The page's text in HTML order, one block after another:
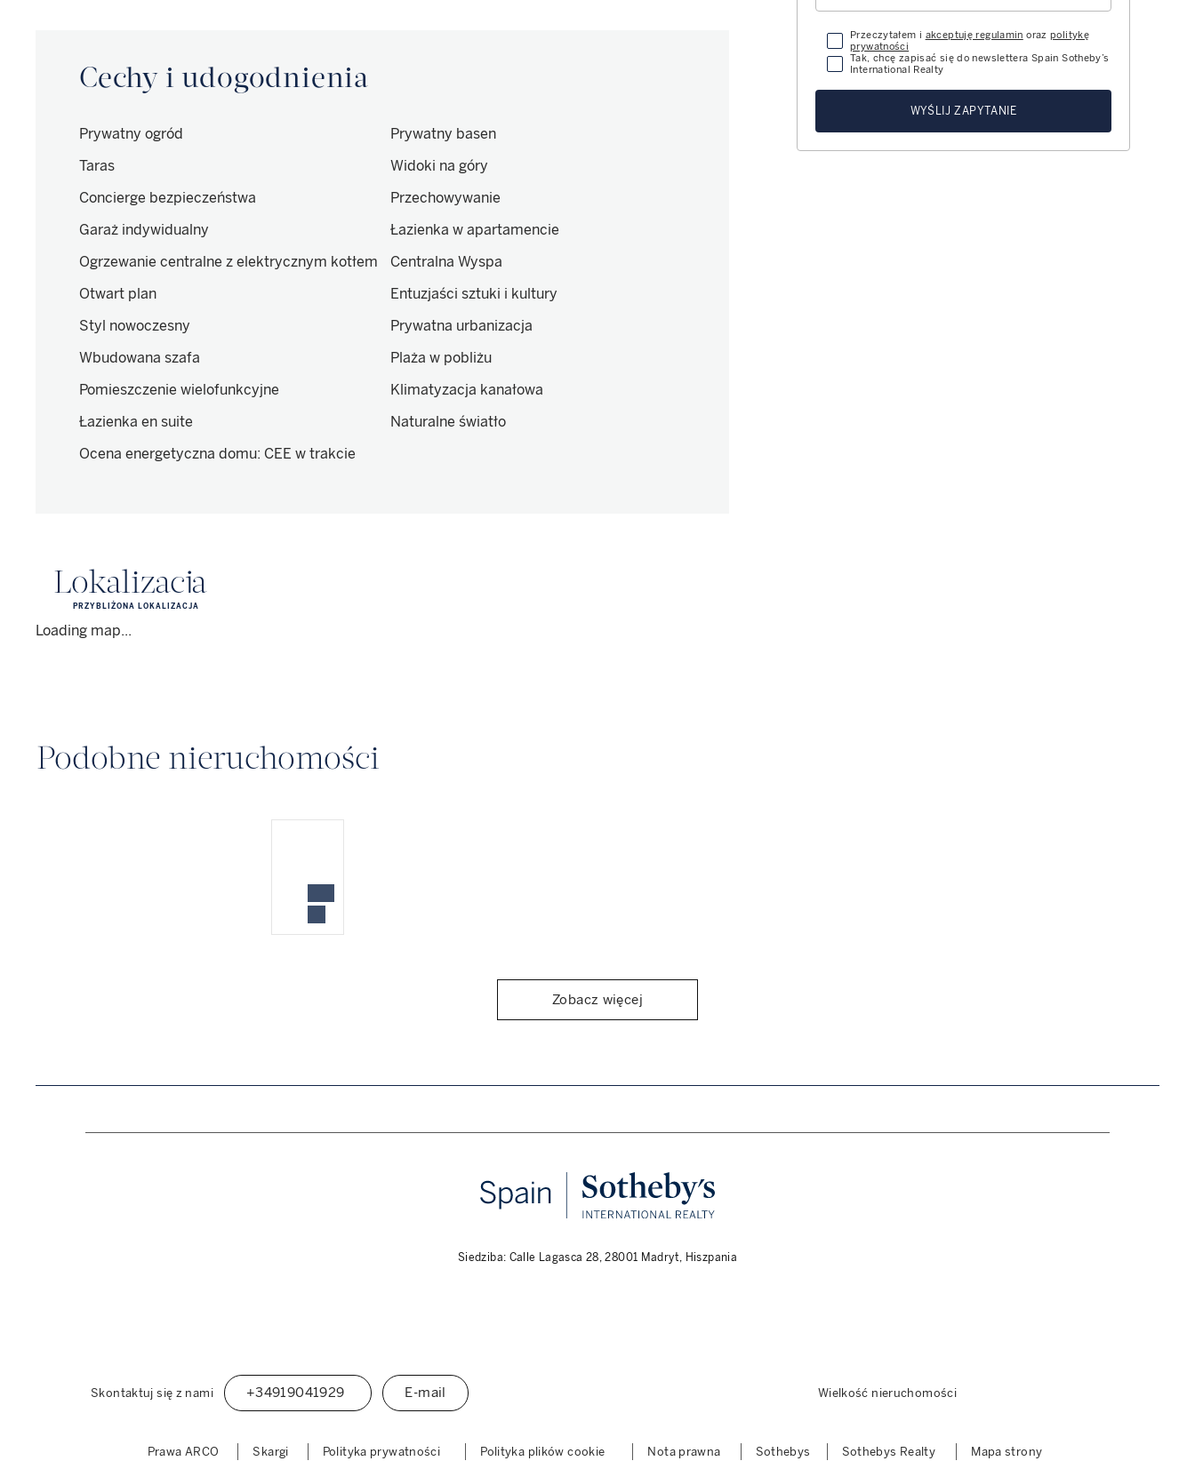
Cechy i udogodnienia
Prywatny ogród
Prywatny basen
Taras
Widoki na góry
Concierge bezpieczeństwa
Przechowywanie
Garaż indywidualny
Łazienka w apartamencie
Ogrzewanie centralne z elektrycznym kotłem
Centralna Wyspa
Otwart plan
Entuzjaści sztuki i kultury
Styl nowoczesny
Prywatna urbanizacja
Wbudowana szafa
Plaża w pobliżu
Pomieszczenie wielofunkcyjne
Klimatyzacja kanałowa
Łazienka en suite
Naturalne światło
Ocena energetyczna domu: CEE w trakcie
Lokalizacja
Loading map...
PRZYBLIŻONA LOKALIZACJA
Przeczytałem i akceptuję regulamin oraz politykę
prywatności
Tak, chcę zapisać się do newslettera Spain Sotheby’s
International Realty
WYŚLIJ ZAPYTANIE
Podobne nieruchomości
Zobacz więcej
Siedziba: Calle Lagasca 28, 28001 Madryt, Hiszpania
Skontaktuj się z nami +34919041929 E-mail Wielkość nieruchomości
Prawa ARCO Skargi Polityka prywatności Polityka plików cookie Nota prawna Sothebys Sothebys Realty Mapa strony